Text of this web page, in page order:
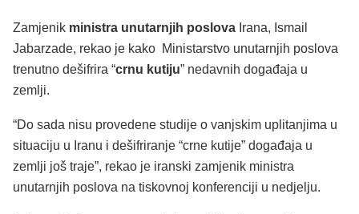
Zamjenik ministra unutarnjih poslova Irana, Ismail
Jabarzade, rekao je kako Ministarstvo unutarnjih poslova
trenutno dešifrira “crnu kutiju” nedavnih događaja u
zemlji.
“Do sada nisu provedene studije o vanjskim uplitanjima u
situaciju u Iranu i dešifriranje “crne kutije” događaja u
zemlji još traje”, rekao je iranski zamjenik ministra
unutarnjih poslova na tiskovnoj konferenciji u nedjelju.